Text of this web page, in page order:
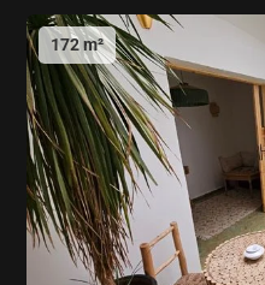
172 m²